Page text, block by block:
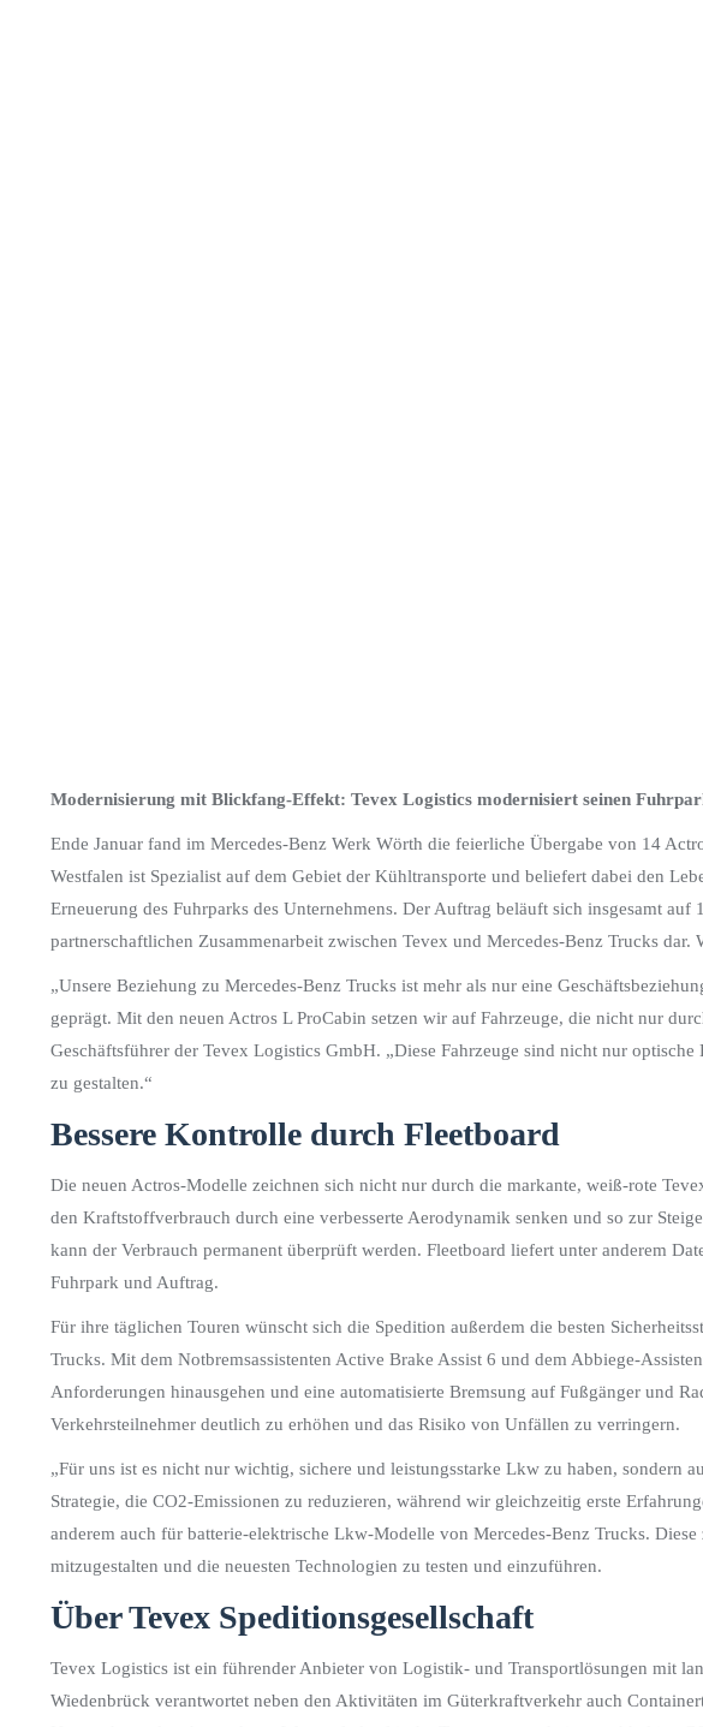
Modernisierung mit Blickfang-Effekt: Tevex Logistics modernisiert seinen
Ende Januar fand im Mercedes-Benz Werk Wörth die feierliche Übergabe von 14
Westfalen ist Spezialist auf dem Gebiet der Kühltransporte und beliefert dabei den
Erneuerung des Fuhrparks des Unternehmens. Der Auftrag beläuft sich insgesamt
partnerschaftlichen Zusammenarbeit zwischen Tevex und Mercedes-Benz Trucks
„Unsere Beziehung zu Mercedes-Benz Trucks ist mehr als nur eine
geprägt. Mit den neuen Actros L ProCabin setzen wir auf Fahrzeuge, die nicht nur
Geschäftsführer der Tevex Logistics GmbH. „Diese Fahrzeuge sind nicht nur
zu gestalten.“
Bessere Kontrolle durch Fleetboard
Die neuen Actros-Modelle zeichnen sich nicht nur durch die markante, weiß-rote
den Kraftstoffverbrauch durch eine verbesserte Aerodynamik senken und so zur
kann der Verbrauch permanent überprüft werden. Fleetboard liefert unter anderem
Fuhrpark und Auftrag.
Für ihre täglichen Touren wünscht sich die Spedition außerdem die besten
Trucks. Mit dem Notbremsassistenten Active Brake Assist 6 und dem Abbiege-
Anforderungen hinausgehen und eine automatisierte Bremsung auf Fußgänger und
Verkehrsteilnehmer deutlich zu erhöhen und das Risiko von Unfällen zu verringern.
„Für uns ist es nicht nur wichtig, sichere und leistungsstarke Lkw zu haben, sondern
Strategie, die CO2-Emissionen zu reduzieren, während wir gleichzeitig erste
anderem auch für batterie-elektrische Lkw-Modelle von Mercedes-Benz Trucks.
mitzugestalten und die neuesten Technologien zu testen und einzuführen.
Über Tevex Speditionsgesellschaft
Tevex Logistics ist ein führender Anbieter von Logistik- und Transportlösungen mit
Wiedenbrück verantwortet neben den Aktivitäten im Güterkraftverkehr auch